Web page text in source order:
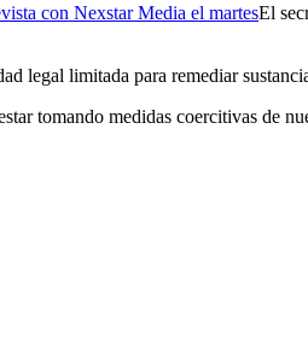
con Nexstar Media el martesEl
legal limitada para remediar
tomando medidas coercitivas de